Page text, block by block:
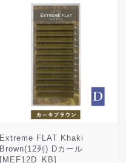
Extreme FLAT Khaki
Brown(12列) Dカール
[MEF12D_KB]